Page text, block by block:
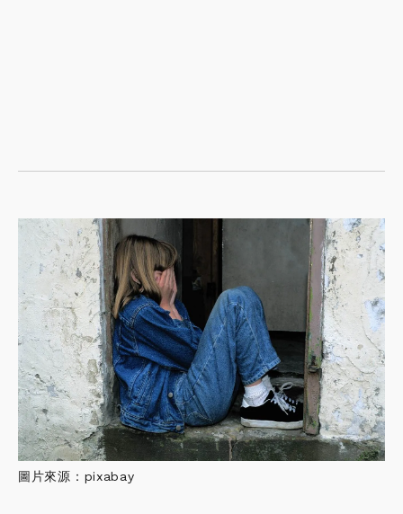
圖片來源：pixabay